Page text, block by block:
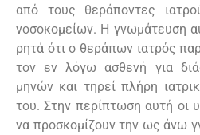
από τους θεράποντες
νοσοκομείων. Η γνωμάτευση
ρητά ότι ο θεράπων ιατρός
τον εν λόγω ασθενή για
μηνών και τηρεί πλήρη
του. Στην περίπτωση αυτή οι
να προσκομίζουν την ως άνω